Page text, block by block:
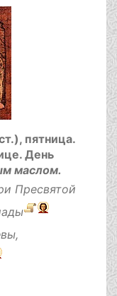
пятница.
День
маслом.
Пресвятой